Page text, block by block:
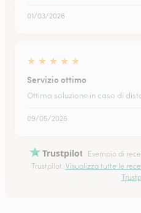
01/03/2026
★ ★ ★ ★ ★
Servizio ottimo
Ottima soluzione in caso di
09/05/2026
Trustpilot
Esempio di
Trustpilot. Visualizza tutte le